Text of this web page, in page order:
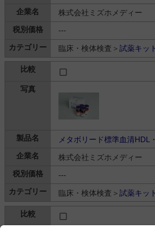
株式会社ミズホメディー
---
臨床・検体検査＞ 試薬キット
メタボリード標準血清HDL
株式会社ミズホメディー
---
臨床・検体検査＞ 試薬キット